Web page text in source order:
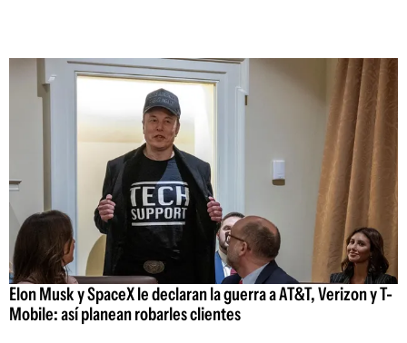
Elon Musk y SpaceX le declaran la guerra a AT&T, Verizon y T-
Mobile: así planean robarles clientes